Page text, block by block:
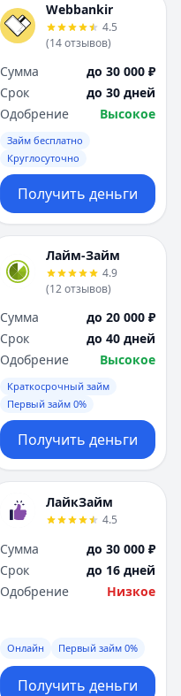
Webbankir
4.5
(14отзывов)
Сумма
до 30 000 ₽
Срок
до 30 дней
Одобрение
Высокое
Займ бесплатно
Круглосуточно
Получить деньги
Лайм-Займ
4.9
(12отзывов)
Сумма
до 20 000 ₽
Срок
до 40 дней
Одобрение
Высокое
Краткосрочный займ
Первый займ 0%
Получить деньги
ЛайкЗайм
4.5
Сумма
до 30 000 ₽
Срок
до 16 дней
Одобрение
Низкое
Онлайн Первый займ 0%
Получить деньги